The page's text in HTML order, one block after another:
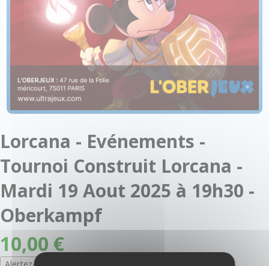
Lorcana - Evénements -
Tournoi Construit Lorcana -
Mardi 19 Aout 2025 à 19h30 -
Oberkampf
10,00 €